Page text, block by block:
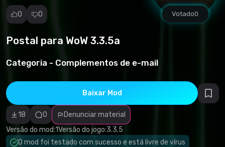
Votado0
0 0
Postal para WoW 3.3.5a
Categoria - Complementos de e-mail
Baixar Mod
18 0
Denunciar material
Versão do mod:1Versão do jogo:3.3.5
O mod foi testado com sucesso e está livre de vírus
Denunciar
incorreta
Software
malicioso/vírus
Conteúdo não
funcional